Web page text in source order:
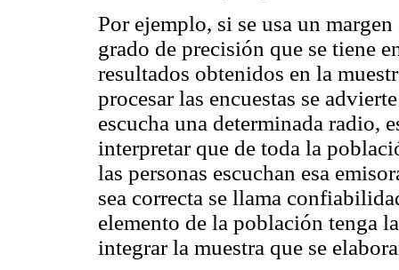
Por ejemplo, si se usa un
grado de precisión que se tiene
resultados obtenidos en la
procesar las encuestas se
escucha una determinada radio,
interpretar que de toda la
las personas escuchan esa
sea correcta se llama
elemento de la población tenga
integrar la muestra que se